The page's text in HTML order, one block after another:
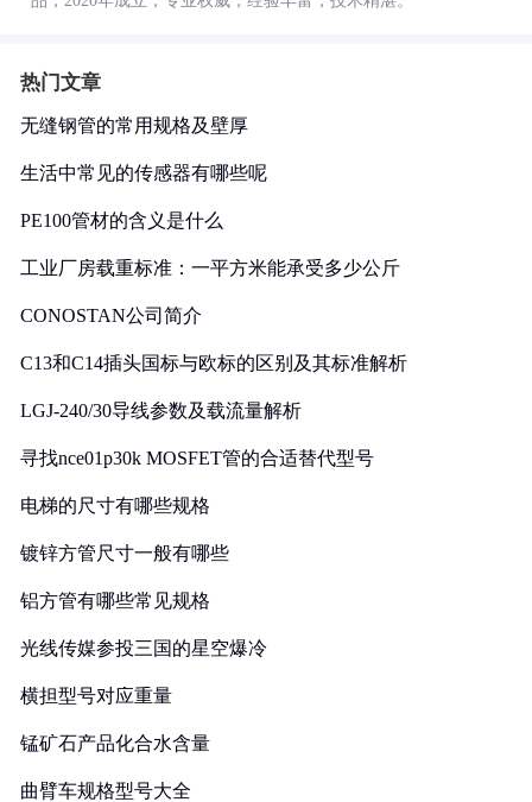
热门文章
无缝钢管的常用规格及壁厚
生活中常见的传感器有哪些呢
PE100管材的含义是什么
工业厂房载重标准：一平方米能承受多少公斤
CONOSTAN公司简介
C13和C14插头国标与欧标的区别及其标准解析
LGJ-240/30导线参数及载流量解析
寻找nce01p30k MOSFET管的合适替代型号
电梯的尺寸有哪些规格
镀锌方管尺寸一般有哪些
铝方管有哪些常见规格
光线传媒参投三国的星空爆冷
横担型号对应重量
锰矿石产品化合水含量
曲臂车规格型号大全